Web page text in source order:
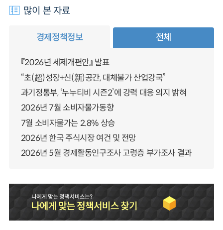
많이 본 자료
경제정책정보 전체
『2026년 세제개편안』 발표
“초(超)성장+신(新)공간, 대체불가 산업강국”
과기정통부, ‘누누티비 시즌2’에 강력 대응 의지 밝혀
2026년 7월 소비자물가동향
7월 소비자물가는 2.8% 상승
2026년 한국 주식시장 여건 및 전망
2026년 5월 경제활동인구조사 고령층 부가조사 결과